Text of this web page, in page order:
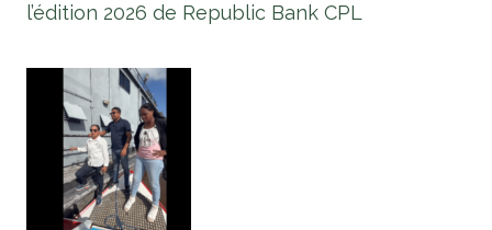
l’édition 2026 de Republic Bank CPL